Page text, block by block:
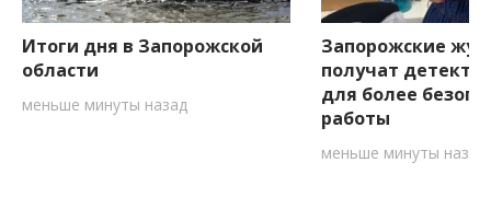
Итоги дня в Запорожской
области
меньше минуты назад
Запорожские
получат
для более
работы
меньше минуты назад